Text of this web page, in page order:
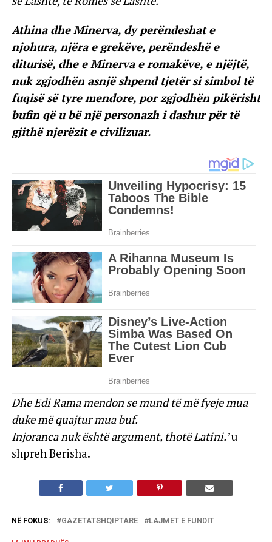
Athina dhe Minerva, dy perëndeshat e
njohura, njëra e grekëve, perëndeshë e
diturisë, dhe e Minerva e romakëve, e njëjtë,
nuk zgjodhën asnjë shpend tjetër si simbol të
fuqisë së tyre mendore, por zgjodhën pikërisht
bufin që u bë një personazh i dashur për të
gjithë njerëzit e civilizuar.
Dhe Edi Rama mendon se mund të më fyeje mua
duke më quajtur mua buf.
Injoranca nuk është argument, thotë Latini.’u
shpreh Berisha.
NË FOKUS: GAZETATSHQIPTARE LAJMET E FUNDIT